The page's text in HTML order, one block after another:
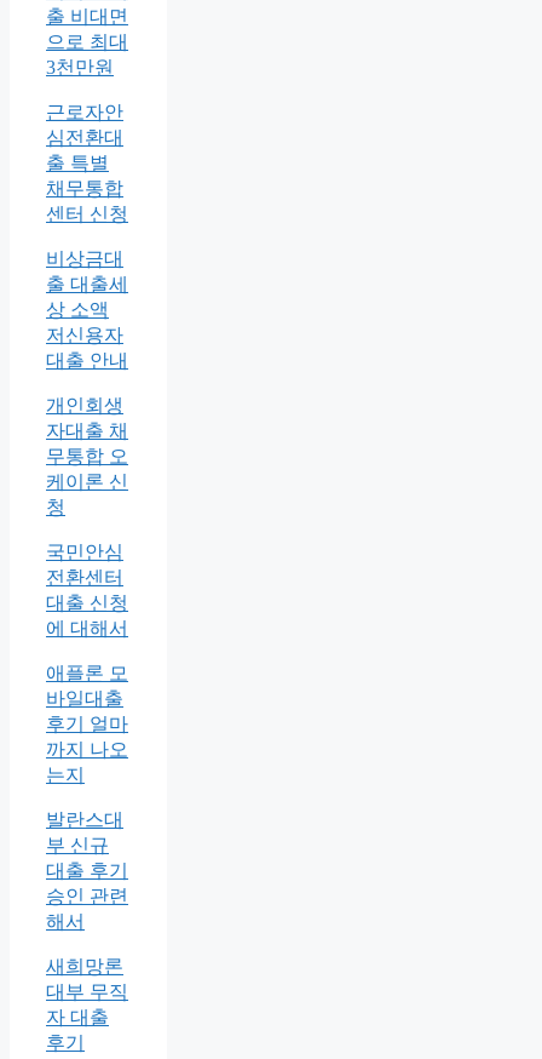
출 비대면
으로 최대
3천만원
근로자안
심전환대
출 특별
채무통합
센터 신청
비상금대
출 대출세
상 소액
저신용자
대출 안내
개인회생
자대출 채
무통합 오
케이론 신
청
국민안심
전환센터
대출 신청
에 대해서
애플론 모
바일대출
후기 얼마
까지 나오
는지
발란스대
부 신규
대출 후기
승인 관련
해서
새희망론
대부 무직
자 대출
후기